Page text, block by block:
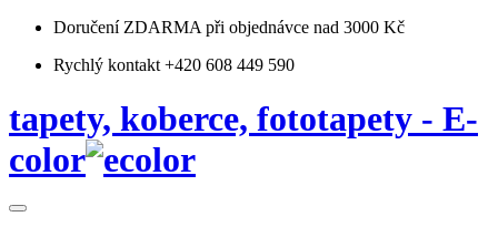
Doručení ZDARMA při objednávce nad 3000 Kč
Rychlý kontakt +420 608 449 590
tapety, koberce, fototapety - E-
color